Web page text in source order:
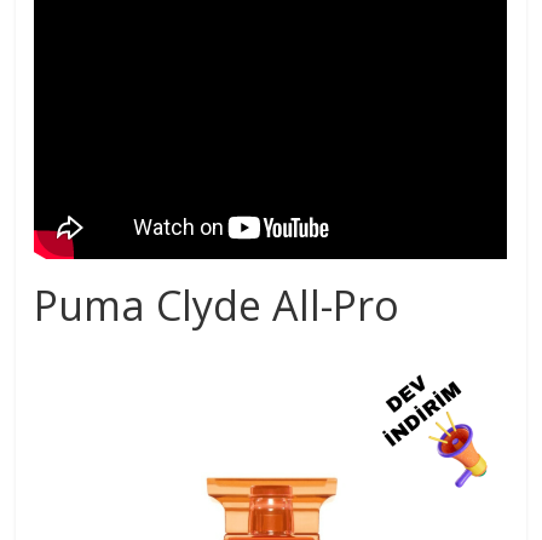
Puma Clyde All-Pro